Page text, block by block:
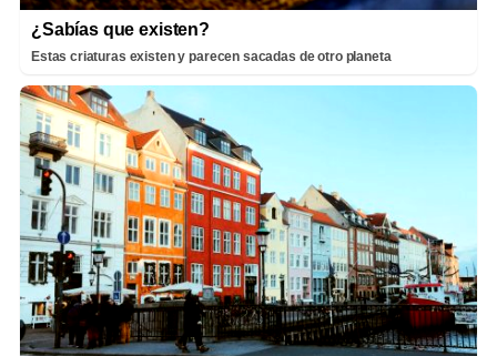
¿Sabías que existen?
Estas criaturas existen y parecen sacadas de otro planeta